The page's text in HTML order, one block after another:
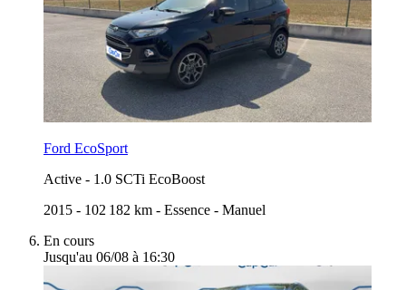
Ford EcoSport
Active - 1.0 SCTi EcoBoost
2015 - 102 182 km - Essence - Manuel
En cours
Jusqu'au 06/08 à 16:30